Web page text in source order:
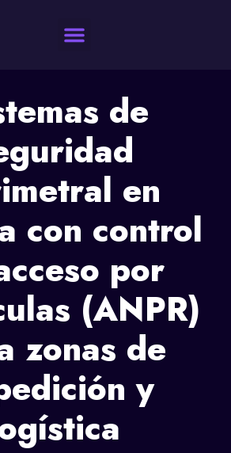
de
en
con control
por
(ANPR)
zonas de
y